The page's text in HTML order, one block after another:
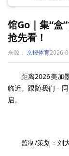
馆Go｜集“盒
抢先看！
来源： 京报体育2026-
距离2026美加
临近。跟随我们一
启。
监制/策划：刘